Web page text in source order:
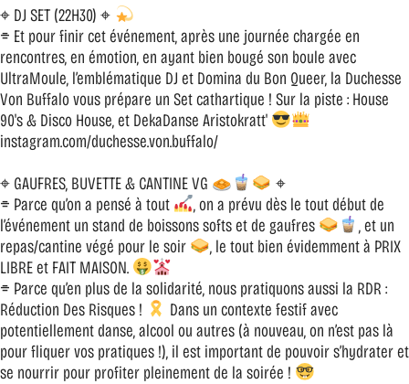
⌖ DJ SET (22H30) ⌖
⌯ Et pour finir cet événement, après une journée chargée en
rencontres, en émotion, en ayant bien bougé son boule avec
UltraMoule, l’emblématique DJ et Domina du Bon Queer, la Duchesse
Von Buffalo vous prépare un Set cathartique ! Sur la piste : House
90's & Disco House, et DekaDanse Aristokratt'
instagram.com/duchesse.von.buffalo/
⌖ GAUFRES, BUVETTE & CANTINE VG
⌖
⌯ Parce qu’on a pensé à tout
, on a prévu dès le tout début de
l’événement un stand de boissons softs et de gaufres
, et un
repas/cantine végé pour le soir
, le tout bien évidemment à PRIX
LIBRE et FAIT MAISON.
⌯ Parce qu’en plus de la solidarité, nous pratiquons aussi la RDR :
Réduction Des Risques !
Dans un contexte festif avec
potentiellement danse, alcool ou autres (à nouveau, on n’est pas là
pour fliquer vos pratiques !), il est important de pouvoir s’hydrater et
se nourrir pour profiter pleinement de la soirée !